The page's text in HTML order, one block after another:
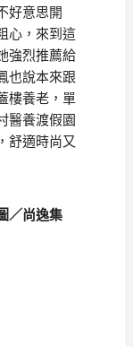
好意思開
心，來到這
強烈推薦給
也說本來跟
樓養老，單
醫養渡假園
舒適時尚又
／尚逸集